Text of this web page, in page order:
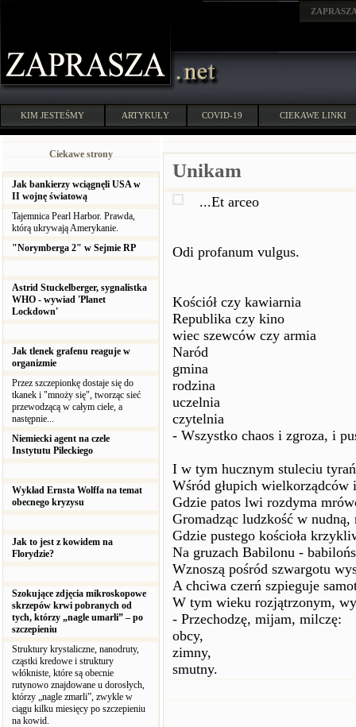
KIM JESTEŚMY ARTYKUŁY COVID-19 CIEKAWE LINKI
Ciekawe strony
Jak bankierzy wciągnęli USA w
II wojnę światową
Tajemnica Pearl Harbor. Prawda,
którą ukrywają Amerykanie.
"Norymberga 2" w Sejmie RP
Astrid Stuckelberger, sygnalistka
WHO - wywiad 'Planet
Lockdown'
Jak tlenek grafenu reaguje w
organizmie
Przez szczepionkę dostaje się do
tkanek i "mnoży się", tworząc sieć
przewodzącą w całym ciele, a
następnie...
Niemiecki agent na czele
Instytutu Pileckiego
Wykład Ernsta Wolffa na temat
obecnego kryzysu
Jak to jest z kowidem na
Florydzie?
Szokujące zdjęcia mikroskopowe
skrzepów krwi pobranych od
tych, którzy „nagle umarli” – po
szczepieniu
Struktury krystaliczne, nanodruty,
cząstki kredowe i struktury
włókniste, które są obecnie
rutynowo znajdowane u dorosłych,
którzy „nagle zmarli”, zwykle w
ciągu kilku miesięcy po szczepieniu
na kowid.
Unikam
...Et arceo
Odi profanum vulgus.
Kościół czy kawiarnia
Republika czy kino
wiec szewców czy armia
Naród
gmina
rodzina
uczelnia
czytelnia
- Wszystko chaos i zgroza, i
I w tym hucznym stuleciu
Wśród głupich wielkorządców
Gdzie patos lwi rozdyma
Gromadząc ludzkość w nudną,
Gdzie pustego kościoła
Na gruzach Babilonu -
Wznoszą pośród szwargotu
A chciwa czerń szpieguje
W tym wieku rozjątrzonym,
- Przechodzę, mijam, milczę:
obcy,
zimny,
smutny.